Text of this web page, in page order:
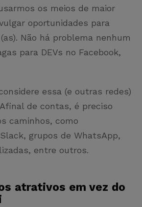
os meios de maior
oportunidades para
Não há problema nenhum
para DEVs no Facebook,
essa (e outras redes)
de contas, é preciso
caminhos, como
grupos de WhatsApp,
entre outros.
atrativos em vez do